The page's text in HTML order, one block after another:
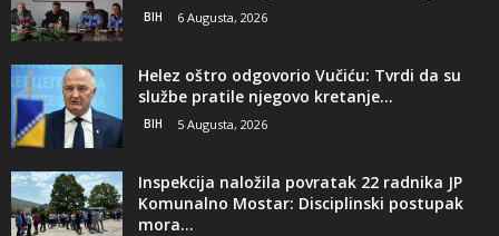
BIH 6 Augusta, 2026
Helez oštro odgovorio Vučiću: Tvrdi da su
službe pratile njegovo kretanje...
BIH 5 Augusta, 2026
Inspekcija naložila povratak 22 radnika JP
Komunalno Mostar: Disciplinski postupak
mora...